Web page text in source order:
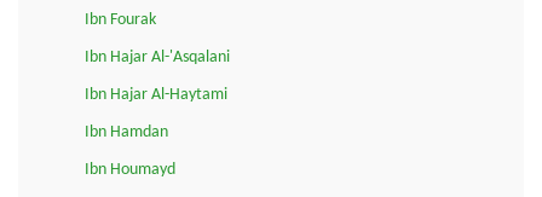
Ibn Fourak
Ibn Hajar Al-'Asqalani
Ibn Hajar Al-Haytami
Ibn Hamdan
Ibn Houmayd